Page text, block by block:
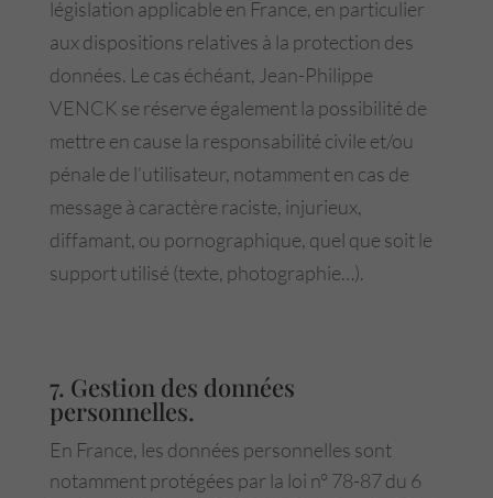
législation applicable en France, en particulier
aux dispositions relatives à la protection des
données. Le cas échéant, Jean-Philippe
VENCK se réserve également la possibilité de
mettre en cause la responsabilité civile et/ou
pénale de l’utilisateur, notamment en cas de
message à caractère raciste, injurieux,
diffamant, ou pornographique, quel que soit le
support utilisé (texte, photographie…).
7. Gestion des données
personnelles.
En France, les données personnelles sont
notamment protégées par la loi n° 78-87 du 6